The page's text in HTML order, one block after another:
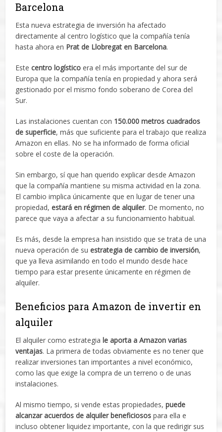
Barcelona
Esta nueva estrategia de inversión ha afectado
directamente al centro logístico que la compañía tenía
hasta ahora en Prat de Llobregat en Barcelona.
Estecentro logístico era el más importante del sur de
Europa que la compañía tenía en propiedad y ahora será
gestionado por el mismo fondo soberano de Corea del
Sur.
Las instalaciones cuentan con 150.000 metros cuadrados
de superficie, más que suficiente para el trabajo que realiza
Amazon en ellas. No se ha informado de forma oficial
sobre el coste de la operación.
Sin embargo, sí que han querido explicar desde Amazon
que la compañía mantiene su misma actividad en la zona.
El cambio implica únicamente que en lugar de tener una
propiedad,estará en régimen de alquiler. De momento, no
parece que vaya a afectar a su funcionamiento habitual.
Es más, desde la empresa han insistido que se trata de una
nueva operación de suestrategia de cambio de inversión,
que ya lleva asimilando en todo el mundo desde hace
tiempo para estar presente únicamente en régimen de
alquiler.
Beneficios para Amazon de invertir en
alquiler
El alquiler como estrategia le aporta a Amazon varias
ventajas. La primera de todas obviamente es no tener que
realizar inversiones tan importantes a nivel económico,
como las que exige la compra de un terreno o de unas
instalaciones.
Al mismo tiempo, si vende estas propiedades,puede
alcanzar acuerdos de alquiler beneficiosos para ella e
incluso obtener liquidez importante, con la que redirigir sus